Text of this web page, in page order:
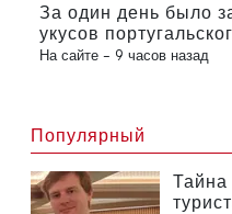
За один день было
укусов
На сайте - 9 часов назад
Популярный
Тайна